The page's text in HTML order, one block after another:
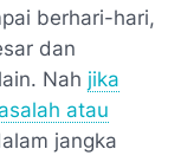
berhari-hari,
dan
Nah jika
atau
jangka